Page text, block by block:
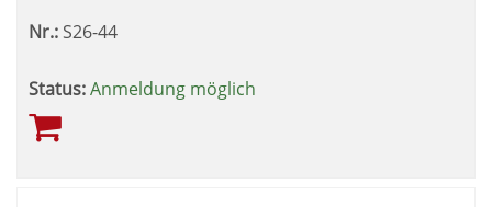
Nr.: S26-44
Status:Anmeldung möglich